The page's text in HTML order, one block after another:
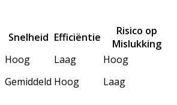
Snelheid Efficiëntie
Risico op
Mislukking
Hoog Laag
Hoog
Gemiddeld Hoog Laag